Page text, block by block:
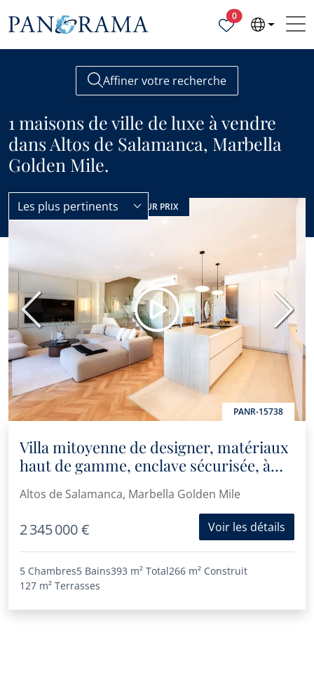
0Propriétés
Affiner votre recherche
1 maisons de ville de luxe à vendre
dans Altos de Salamanca, Marbella
Golden Mile.
Luxe
Les plus pertinents
PRIX RÉDUIT MEILLEUR PRIX
PANR-15738
Précédent
Villa mitoyenne de designer, matériaux
haut de gamme, enclave sécurisée, à
distance de marche de Puente Romano
Altos de Salamanca, Marbella Golden Mile
2 345 000 € Voir les détails
5 Chambres5 Bains393 m² Total266 m² Construit
127 m² Terrasses